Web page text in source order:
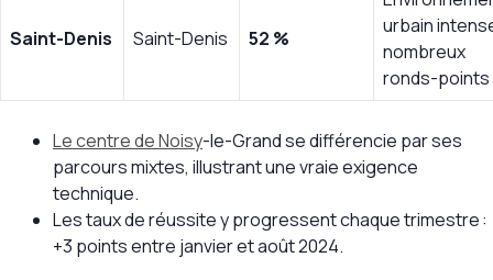
Saint-Denis Saint-Denis 52 %
urbain
nombreux
ronds-points
Le centre de Noisy-le-Grand se différencie par ses
parcours mixtes, illustrant une vraie exigence
technique.
Les taux de réussite y progressent chaque trimestre :
+3 points entre janvier et août 2024.